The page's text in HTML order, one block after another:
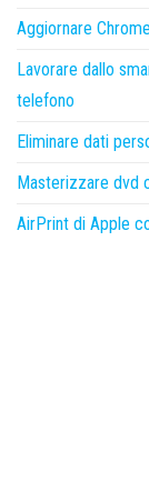
Aggiornare
Lavorare dallo
telefono
Eliminare dati
Masterizzare dvd
AirPrint di Apple